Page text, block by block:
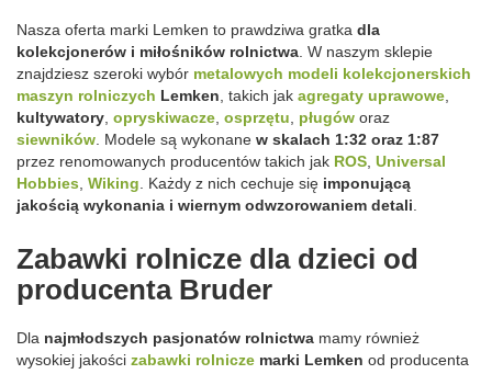
Nasza oferta marki Lemken to prawdziwa gratka dla
kolekcjonerów i miłośników rolnictwa . W naszym sklepie
znajdziesz szeroki wybór metalowych modeli kolekcjonerskich
maszyn rolniczych Lemken , takich jak agregaty uprawowe
kultywatory opryskiwacze osprzętu pługów oraz
siewników . Modele są wykonane w skalach 1:32 oraz 1:87
przez renomowanych producentów takich jak ROS Universal
Hobbies Wiking . Każdy z nich cechuje się imponującą
jakością wykonania i wiernym odwzorowaniem detali
Zabawki rolnicze dla dzieci od
producenta Bruder
Dla najmłodszych pasjonatów rolnictwa mamy również
wysokiej jakości zabawki rolnicze marki Lemken od producenta